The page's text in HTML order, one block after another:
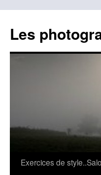
Les
Aller
Exercices de